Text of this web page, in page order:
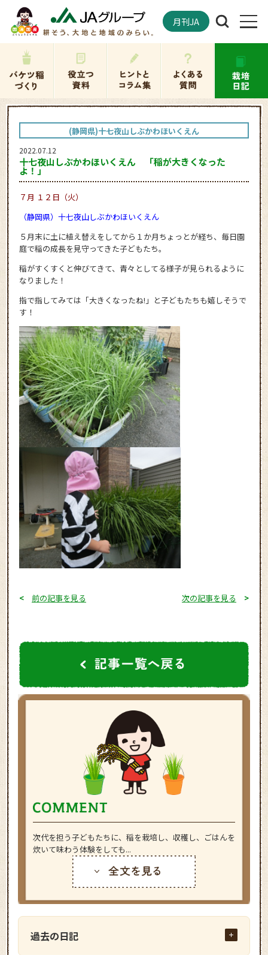
月刊JA
(静岡県)十七夜山しぶかわほいくえん
2022.07.12
十七夜山しぶかわほいくえん 「稲が大きくなった
よ！」
７月 １２日（火）
（静岡県）十七夜山しぶかわほいくえん
５月末に土に植え替えをしてから１か月ちょっとが経ち、毎日園
庭で稲の成長を見守ってきた子どもたち。
稲がすくすくと伸びてきて、青々としてる様子が見られるように
なりました！
指で指してみては「大きくなったね!」と子どもたちも嬉しそうで
す！
< 前の記事を見る 次の記事を見る >
次代を担う子どもたちに、稲を栽培し、収穫し、ごはんを
炊いて味わう体験をしても...
過去の日記